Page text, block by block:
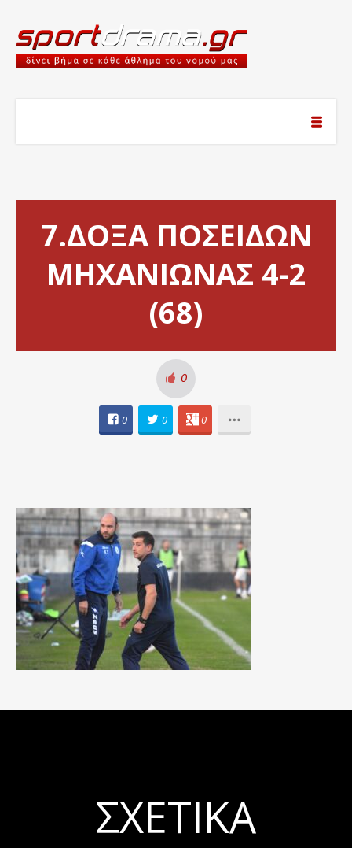
7.ΔΟΞΑ ΠΟΣΕΙΔΩΝ
ΜΗΧΑΝΙΩΝΑΣ 4-2
(68)
0
0 0 0
ΣΧΕΤΙΚΆ